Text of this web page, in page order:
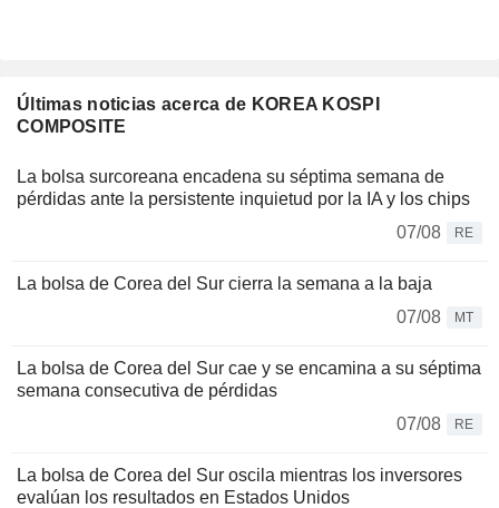
Últimas noticias acerca de KOREA KOSPI
COMPOSITE
La bolsa surcoreana encadena su séptima semana de
pérdidas ante la persistente inquietud por la IA y los chips
07/08
RE
La bolsa de Corea del Sur cierra la semana a la baja
07/08
MT
La bolsa de Corea del Sur cae y se encamina a su séptima
semana consecutiva de pérdidas
07/08
RE
La bolsa de Corea del Sur oscila mientras los inversores
evalúan los resultados en Estados Unidos